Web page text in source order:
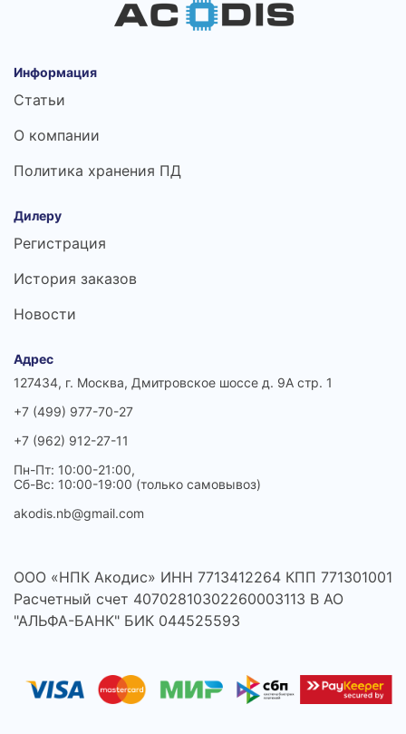
Информация
Статьи
О компании
Политика хранения ПД
Дилеру
Регистрация
История заказов
Новости
Адрес
127434, г. Москва, Дмитровское шоссе д. 9А стр. 1
+7 (499) 977-70-27
+7 (962) 912-27-11
Пн-Пт: 10:00-21:00,
Сб-Вс: 10:00-19:00 (только самовывоз)
akodis.nb@gmail.com
ООО «НПК Акодис» ИНН 7713412264 КПП 771301001
Расчетный счет 40702810302260003113 В АО
"АЛЬФА-БАНК" БИК 044525593